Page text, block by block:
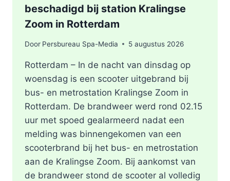
beschadigd bij station Kralingse
Zoom in Rotterdam
Door Persbureau Spa-Media 5 augustus 2026
Rotterdam – In de nacht van dinsdag op
woensdag is een scooter uitgebrand bij
bus- en metrostation Kralingse Zoom in
Rotterdam. De brandweer werd rond 02.15
uur met spoed gealarmeerd nadat een
melding was binnengekomen van een
scooterbrand bij het bus- en metrostation
aan de Kralingse Zoom. Bij aankomst van
de brandweer stond de scooter al volledig